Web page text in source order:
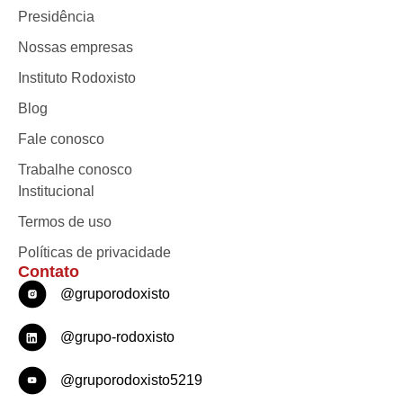
Presidência
Nossas empresas
Instituto Rodoxisto
Blog
Fale conosco
Trabalhe conosco
Institucional
Termos de uso
Políticas de privacidade
Contato
@gruporodoxisto
@grupo-rodoxisto
@gruporodoxisto5219